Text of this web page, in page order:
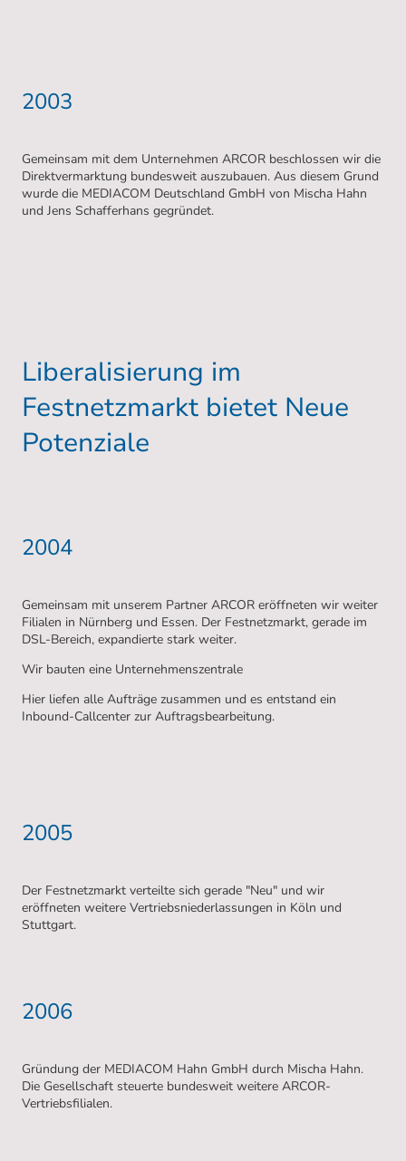
2003
Gemeinsam mit dem Unternehmen ARCOR beschlossen wir die
Direktvermarktung bundesweit auszubauen. Aus diesem Grund
wurde die MEDIACOM Deutschland GmbH von Mischa Hahn
und Jens Schafferhans gegründet.
Liberalisierung im
Festnetzmarkt bietet Neue
Potenziale
2004
Gemeinsam mit unserem Partner ARCOR eröffneten wir weiter
Filialen in Nürnberg und Essen. Der Festnetzmarkt, gerade im
DSL-Bereich, expandierte stark weiter.
Wir bauten eine Unternehmenszentrale
Hier liefen alle Aufträge zusammen und es entstand ein
Inbound-Callcenter zur Auftragsbearbeitung.
2005
Der Festnetzmarkt verteilte sich gerade "Neu" und wir
eröffneten weitere Vertriebsniederlassungen in Köln und
Stuttgart.
2006
Gründung der MEDIACOM Hahn GmbH durch Mischa Hahn.
Die Gesellschaft steuerte bundesweit weitere ARCOR-
Vertriebsfilialen.